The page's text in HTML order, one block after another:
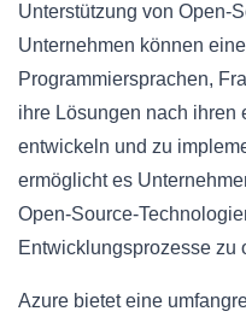
Unterstützung von Open-
Unternehmen können
Programmiersprachen,
ihre Lösungen nach ihren
entwickeln und zu
ermöglicht es
Open-Source-
Entwicklungsprozesse zu
Azure bietet eine